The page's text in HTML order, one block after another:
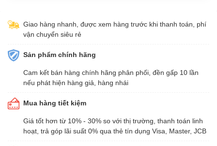
Giao hàng nhanh, được xem hàng trước khi thanh toán, phí
vận chuyển siêu rẻ
Sản phẩm chính hãng
Cam kết bán hàng chính hãng phân phối, đền gấp 10 lần
nếu phát hiện hàng giả, hàng nhái
Mua hàng tiết kiệm
Giá tốt hơn từ 10% - 30% so với thị trường, thanh toán linh
hoạt, trả góp lãi suất 0% qua thẻ tín dụng Visa, Master, JCB